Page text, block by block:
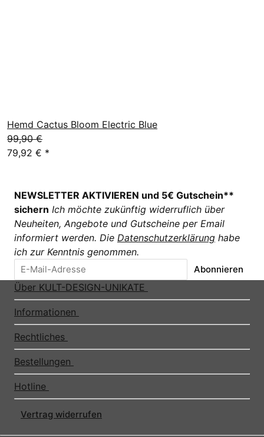
Hemd Cactus Bloom Electric Blue
99,90 €
79,92 € *
NEWSLETTER AKTIVIEREN und 5€ Gutschein**
sichern Ich möchte zukünftig widerruflich über
Neuheiten, Angebote und Gutscheine per Email
informiert werden. Die Datenschutzerklärung habe
ich zur Kenntnis genommen.
Abonnieren
Über KULT-DESIGN-UNIKATE
Informationen
Rechtliches
Bestellungen
Hotline
Vertrag widerrufen